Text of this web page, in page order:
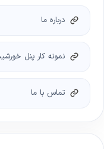
درباره ما
نمونه کار پنل
تماس با ما